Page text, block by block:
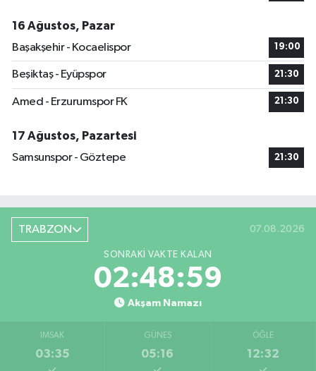
16 Ağustos, Pazar
Başakşehir - Kocaelispor
19:00
Beşiktaş - Eyüpspor 21:30
Amed - Erzurumspor FK 21:30
17 Ağustos, Pazartesi
Samsunspor - Göztepe
21:30
TRABZON 07.08.2026
SONRAKI VAKTE KALAN
02:48:57
Akşam Namazı
İMSAK
03:35
GÜNEŞ
05:16
ÖĞLE
12:32